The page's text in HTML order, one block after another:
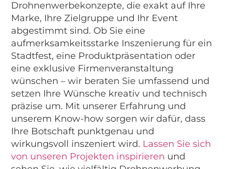
Drohnenwerbekonzepte, die exakt auf Ihre
Marke, Ihre Zielgruppe und Ihr Event
abgestimmt sind. Ob Sie eine
aufmerksamkeitsstarke Inszenierung für ein
Stadtfest, eine Produktpräsentation oder
eine exklusive Firmenveranstaltung
wünschen – wir beraten Sie umfassend und
setzen Ihre Wünsche kreativ und technisch
präzise um. Mit unserer Erfahrung und
unserem Know-how sorgen wir dafür, dass
Ihre Botschaft punktgenau und
wirkungsvoll inszeniert wird. Lassen Sie sich
von unseren Projekten inspirieren und